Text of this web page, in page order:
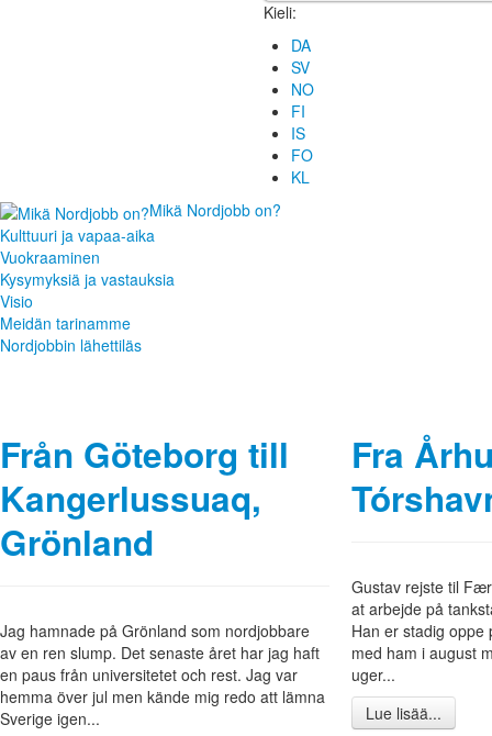
Kieli:
DA
SV
NO
FI
IS
FO
KL
Mikä Nordjobb on?
Kulttuuri ja vapaa-aika
Vuokraaminen
Kysymyksiä ja vastauksia
Visio
Meidän tarinamme
Nordjobbin lähettiläs
Från Göteborg till
Kangerlussuaq,
Grönland
Jag hamnade på Grönland som nordjobbare
av en ren slump. Det senaste året har jag haft
en paus från universitetet och rest. Jag var
hemma över jul men kände mig redo att lämna
Sverige igen...
Fra
Gustav rejste til
at arbejde på
Han er stadig
med ham i august
uger...
Lue lisää...